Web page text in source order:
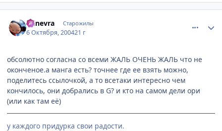
minevra Старожилы
6 Октября, 200421 г
обсолютно согласна со всеми ЖАЛЬ ОЧЕНЬ ЖАЛЬ что не
оконченое.а манга есть? точнее где ее взять можно,
поделитесь ссылочкой, а то всетаки интересно чем
кончилось, они добрались в G? и кто на самом дели ори
(или как там её)
у каждого придурка свои радости.